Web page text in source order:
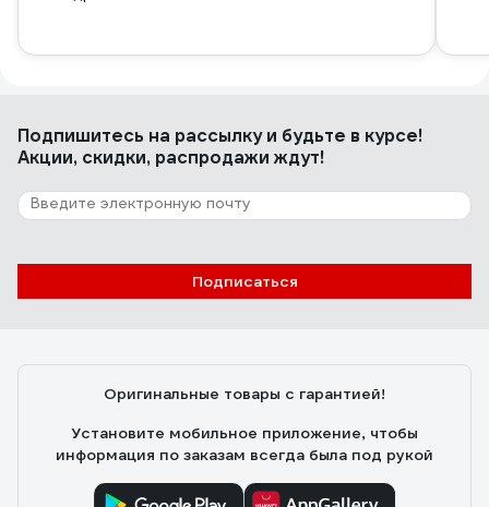
Подпишитесь на рассылкуи будьте в курсе!
Акции, скидки, распродажи ждут!
Подписаться
Оригинальные товары с гарантией!
Установите мобильное приложение, чтобы
информация по заказам всегда была под рукой